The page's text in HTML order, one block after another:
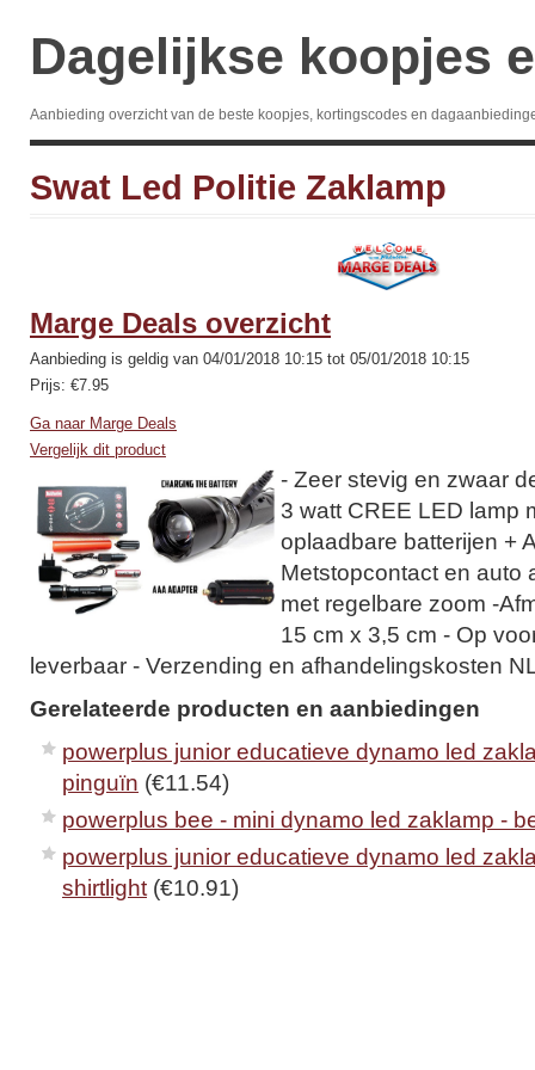
Dagelijkse koopjes
Aanbieding overzicht van de beste koopjes, kortingscodes en
Swat Led Politie Zaklamp
Marge Deals overzicht
Aanbieding is geldig van 04/01/2018 10:15 tot 05/01/2018 10:15
Prijs: €7.95
Ga naar Marge Deals
Vergelijk dit product
- Zeer stevig en zwaar
3 watt CREE LED lamp
oplaadbare batterijen +
Metstopcontact en auto
met regelbare zoom -
15 cm x 3,5 cm - Op
leverbaar - Verzending en afhandelingskosten
Gerelateerde producten en aanbiedingen
powerplus junior educatieve dynamo led
pinguïn (€11.54)
powerplus bee - mini dynamo led zaklamp -
powerplus junior educatieve dynamo led
shirtlight (€10.91)